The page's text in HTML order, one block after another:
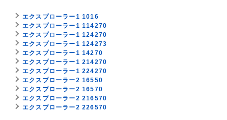
エクスプローラー1 1016
エクスプローラー1 114270
エクスプローラー1 124270
エクスプローラー1 124273
エクスプローラー1 14270
エクスプローラー1 214270
エクスプローラー1 224270
エクスプローラー2 16550
エクスプローラー2 16570
エクスプローラー2 216570
エクスプローラー2 226570